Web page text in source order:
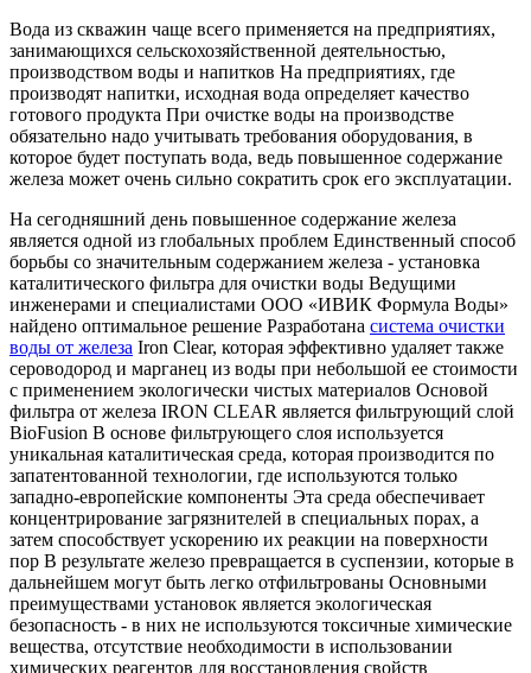
Вода из скважин чаще всего применяется на предприятиях,
занимающихся сельскохозяйственной деятельностью,
производством воды и напитков На предприятиях, где
производят напитки, исходная вода определяет качество
готового продукта При очистке воды на производстве
обязательно надо учитывать требования оборудования, в
которое будет поступать вода, ведь повышенное содержание
железа может очень сильно сократить срок его эксплуатации.
На сегодняшний день повышенное содержание железа
является одной из глобальных проблем Единственный способ
борьбы со значительным содержанием железа - установка
каталитического фильтра для очистки воды Ведущими
инженерами и специалистами ООО «ИВИК Формула Воды»
найдено оптимальное решение Разработана система очистки
воды от железа Iron Clear, которая эффективно удаляет также
сероводород и марганец из воды при небольшой ее стоимости
с применением экологически чистых материалов Основой
фильтра от железа IRON CLEAR является фильтрующий слой
BioFusion В основе фильтрующего слоя используется
уникальная каталитическая среда, которая производится по
запатентованной технологии, где используются только
западно-европейские компоненты Эта среда обеспечивает
концентрирование загрязнителей в специальных порах, а
затем способствует ускорению их реакции на поверхности
пор В результате железо превращается в суспензии, которые в
дальнейшем могут быть легко отфильтрованы Основными
преимуществами установок является экологическая
безопасность - в них не используются токсичные химические
вещества, отсутствие необходимости в использовании
химических реагентов для восстановления свойств